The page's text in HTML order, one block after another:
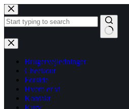
Fortsæt
til
indhold
Ingen
resultater
Brugervejledninger
Checkout
Forside
Hvem er vi
Kontakt
Kurv